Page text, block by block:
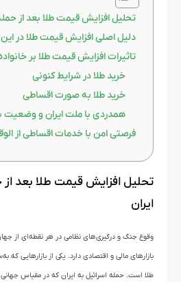
تحلیل افزایش قیمت طلا بعد از
دلیل اصلی افزایش قیمت طلا در
تاثیرات افزایش قیمت طلا بر
خرید طلا در شرایط کنونی
خرید طلا به صورت اقساطی
همدردی با ملت ایران و وضعیت
فرصتی امن با خدمات اقساطی از
تحلیل افزایش قیمت طلا بعد از
ایران
وقوع جنگ و درگیری‌های نظامی در هر نقطه‌ای از
بازارهای مالی و اقتصادی دارد. یکی از بازارهایی که
طلا است. حمله اسرائیل به ایران که در مقیاس